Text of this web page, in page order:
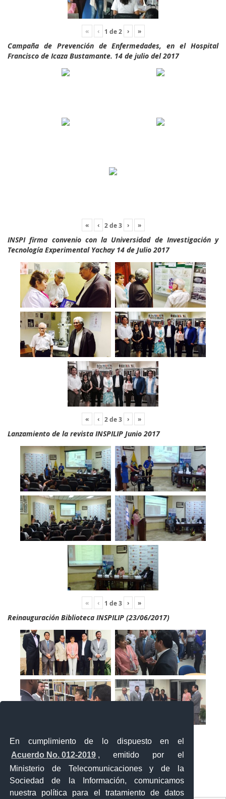
En cumplimiento de lo dispuesto en el
Acuerdo No. 012-2019 , emitido por el
Ministerio de Telecomunicaciones y de la
Sociedad de la Información, comunicamos
nuestra política para el tratamiento de datos
« ‹ 1 de2 › »
Campaña de Prevención de Enfermedades, en el Hospital
Francisco de Icaza Bustamante. 14 de julio del 2017
« ‹ 2de3 › »
INSPI firma convenio con la Universidad de Investigación y
Tecnología Experimental Yachay 14 de Julio 2017
« ‹ 2de3 › »
Lanzamiento de la revista INSPILIP Junio 2017
« ‹ 1 de3 › »
Reinauguración Biblioteca INSPILIP (23/06/2017)